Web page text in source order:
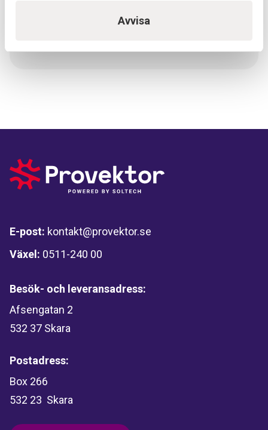
Avvisa
E-post: kontakt@provektor.se
Växel: 0511-240 00
Besök- och leveransadress:
Afsengatan 2
532 37 Skara
Postadress:
Box 266
532 23 Skara